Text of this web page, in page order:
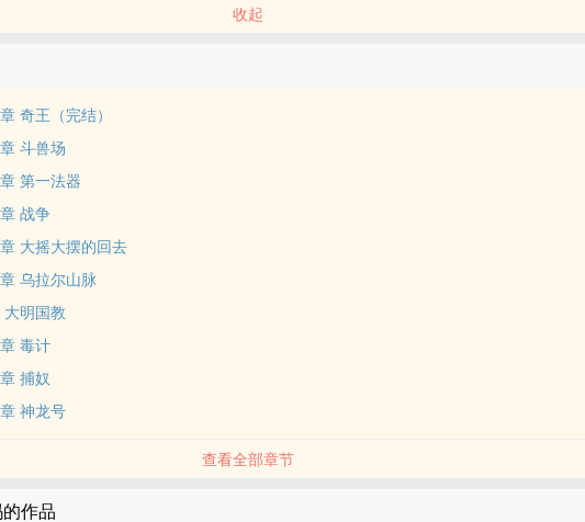
收起
奇王（完结）
斗兽场
第一法器
战争
大摇大摆的回去
乌拉尔山脉
明国教
毒计
捕奴
神龙号
查看全部章节
作品